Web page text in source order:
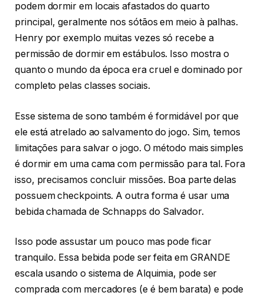
podem dormir em locais afastados do quarto
principal, geralmente nos sótãos em meio à palhas.
Henry por exemplo muitas vezes só recebe a
permissão de dormir em estábulos. Isso mostra o
quanto o mundo da época era cruel e dominado por
completo pelas classes sociais.
Esse sistema de sono também é formidável por que
ele está atrelado ao salvamento do jogo. Sim, temos
limitações para salvar o jogo. O método mais simples
é dormir em uma cama com permissão para tal. Fora
isso, precisamos concluir missões. Boa parte delas
possuem checkpoints. A outra forma é usar uma
bebida chamada de Schnapps do Salvador.
Isso pode assustar um pouco mas pode ficar
tranquilo. Essa bebida pode ser feita em GRANDE
escala usando o sistema de Alquimia, pode ser
comprada com mercadores (e é bem barata) e pode